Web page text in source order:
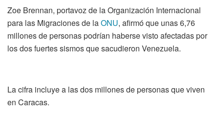
Zoe Brennan, portavoz de la Organización Internacional
para las Migraciones de laONU, afirmó que unas 6,76
millones de personas podrían haberse visto afectadas por
los dos fuertes sismos que sacudieron Venezuela.
La cifra incluye a las dos millones de personas que viven
en Caracas.